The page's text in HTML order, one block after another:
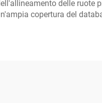
delle ruote
copertura del